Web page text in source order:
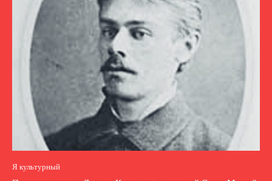
Я культурный